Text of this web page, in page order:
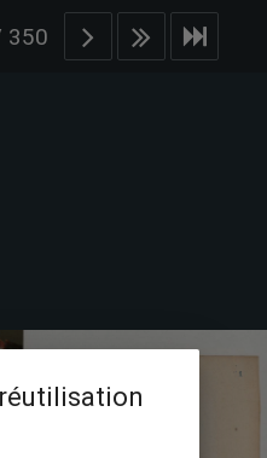
350